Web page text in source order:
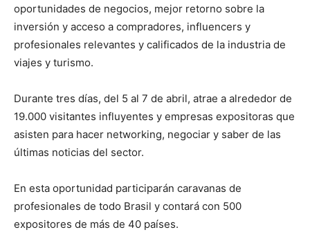
oportunidades de negocios, mejor retorno sobre la
inversión y acceso a compradores, influencers y
profesionales relevantes y calificados de la industria de
viajes y turismo.
Durante tres días, del 5 al 7 de abril, atrae a alrededor de
19.000 visitantes influyentes y empresas expositoras que
asisten para hacer networking, negociar y saber de las
últimas noticias del sector.
En esta oportunidad participarán caravanas de
profesionales de todo Brasil y contará con 500
expositores de más de 40 países.